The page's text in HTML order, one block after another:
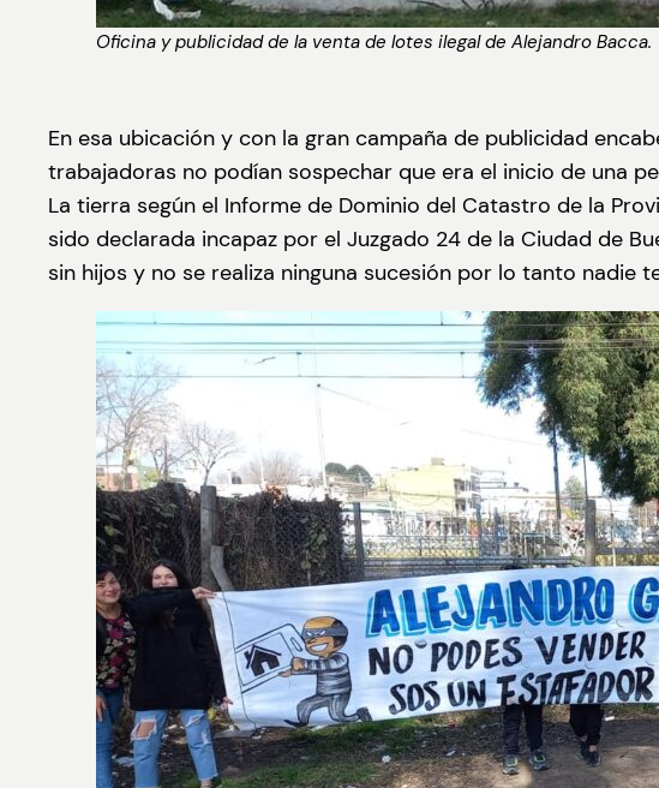
Oficina y publicidad de la venta de lotes ilegal de Alejandro Bacca.
En esa ubicación y con la gran campaña de publicidad
trabajadoras no podían sospechar que era el inicio de una
La tierra según el Informe de Dominio del Catastro de la
sido declarada incapaz por el Juzgado 24 de la Ciudad de
sin hijos y no se realiza ninguna sucesión por lo tanto nadie